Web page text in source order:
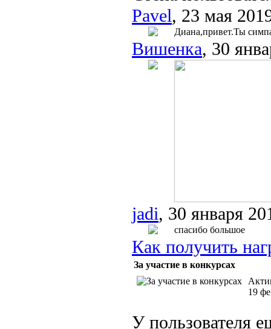
Pavel, 23 мая
Диана,привет.Ты
Вишенка, 30
jadi, 30 января
спасибо большое
Как получить
За участие в конкурсах
19
У пользователя